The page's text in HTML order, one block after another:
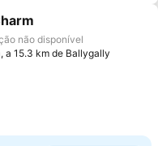
aos favoritos
não disponível
a 15.3 km de Ballygally